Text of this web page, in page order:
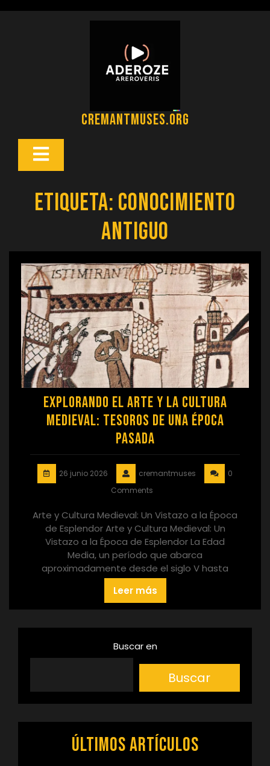
cremantmuses.org
Botón
Etiqueta: conocimiento
antiguo
Explorando el Arte y la Cultura
Medieval: Tesoros de una Época
Pasada
26 junio 2026 cremantmuses
0
Comments
Arte y Cultura Medieval: Un Vistazo a la Época
de Esplendor Arte y Cultura Medieval: Un
Vistazo a la Época de Esplendor La Edad
Media, un período que abarca
aproximadamente desde el siglo V hasta
Leer más
Buscar en
Buscar
Últimos artículos